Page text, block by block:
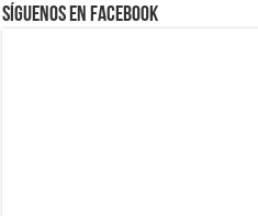
Síguenos en Facebook